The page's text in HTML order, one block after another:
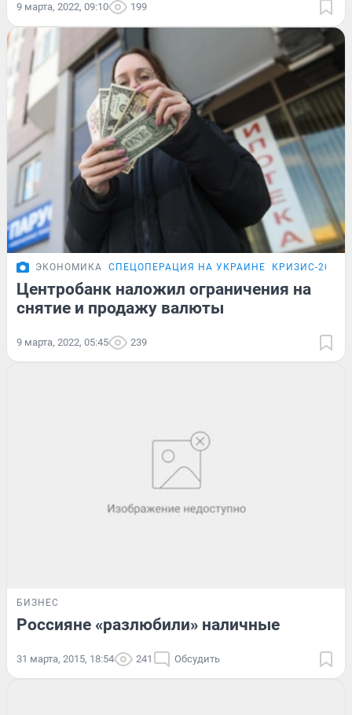
9 марта, 2022, 09:10 199
ЭКОНОМИКА СПЕЦОПЕРАЦИЯ НА УКРАИНЕ КРИЗИС-2026
Центробанк наложил ограничения на
снятие и продажу валюты
9 марта, 2022, 05:45 239
БИЗНЕС
Россияне «разлюбили» наличные
31 марта, 2015, 18:54 241 Обсудить